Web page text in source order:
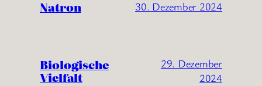
Natron 30. Dezember 2024
Biologische
Vielfalt
29. Dezember
2024